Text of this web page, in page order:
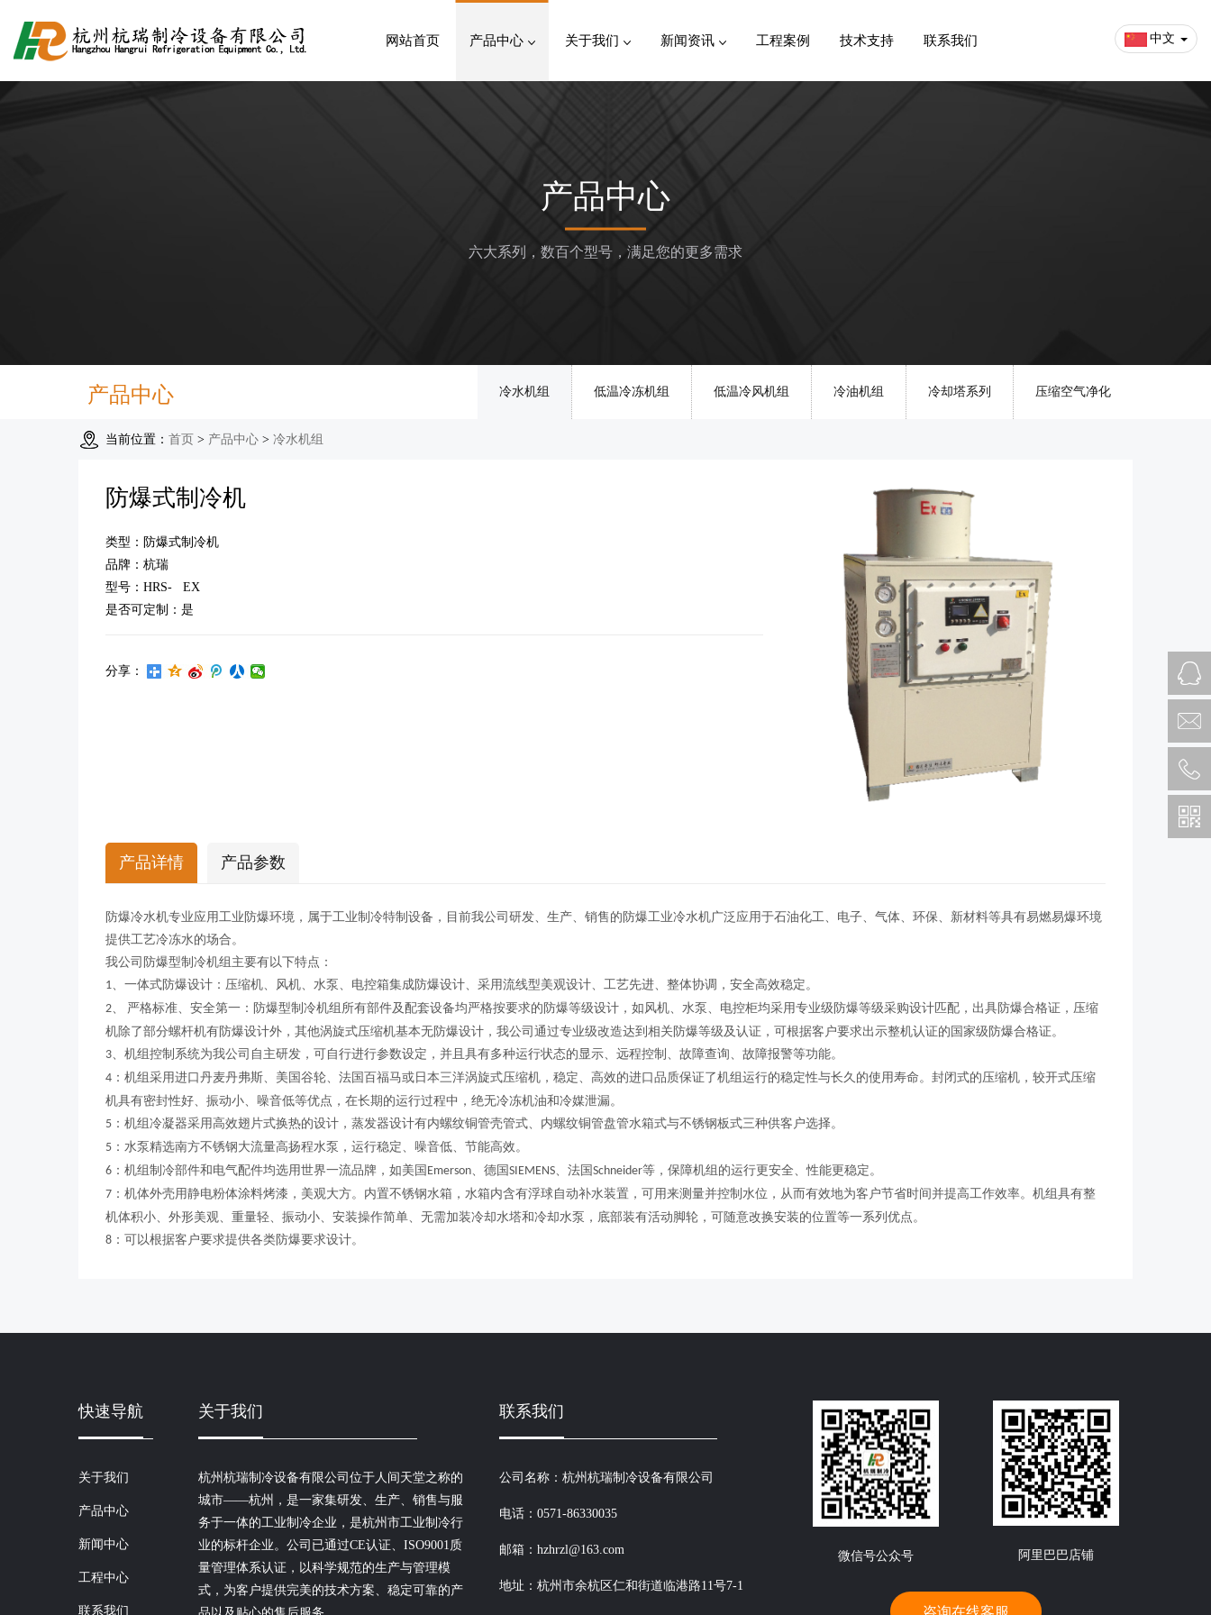
网站首页 产品中心 关于我们 新闻资讯 工程案例 技术支持 联系我们 中文
产品中心
六大系列，数百个型号，满足您的更多需求
冷水机组 低温冷冻机组 低温冷风机组 冷油机组 冷却塔系列 压缩空气净化
产品中心
当前位置： 首页 > 产品中心 > 冷水机组
防爆式制冷机
类型：防爆式制冷机
品牌：杭瑞
型号：HRS- EX
是否可定制：是
分享：
产品详情 产品参数
防爆冷水机专业应用工业防爆环境，属于工业制冷特制设备，目前我公司研发、生产、销售的防爆工业冷水机广泛应用于石油化工、电子、气体、环保、新材料等具有易燃易爆环境
提供工艺冷冻水的场合。
我公司防爆型制冷机组主要有以下特点：
1、一体式防爆设计：压缩机、风机、水泵、电控箱集成防爆设计、采用流线型美观设计、工艺先进、整体协调，安全高效稳定。
2、 严格标准、安全第一：防爆型制冷机组 所有部件及配套设备均严格按要求的防爆等级设计，如风机、水泵、电控柜均采用专业级防爆等级采购设计匹配，出具防爆合格证，压缩
机除了部分螺杆机有防爆设计外，其他涡旋式压缩机基本无防爆设计，我公司通过专业级改造达到相关防爆等级及认证，可根据客户要求出示整机认证的国家级防爆合格证。
3、机组控制系统为我公司自主研发，可自行进行参数设定，并且具有多种运行状态的显示、远程控制、故障查询、故障报警等功能。
4 ：机组采用进口丹麦丹弗斯、美国谷轮、法国百福马或日本三洋涡旋式压缩机，稳定、高效的进口品质保证了机组运行的稳定性与长久的使用寿命。封闭式的压缩机，较开式压缩
机具有密封性好、振动小、噪音低等优点，在长期的运行过程中，绝无冷冻机油和冷媒泄漏。
5 ：机组冷凝器采用高效翅片式换热的设计，蒸发器设计有内螺纹铜管壳管式、内螺纹铜管盘管水箱式与不锈钢板式三种供客户选择。
5 ：水泵精选南方不锈钢大流量高扬程水泵，运行稳定、噪音低、节能高效。
6 ：机组制冷部件和电气配件均选用世界一流品牌，如美国 Emerson、德国 SIEMENS、法国 Schneider等，保障机组的运行更安全、性能更稳定。
7 ：机体外壳用静电粉体涂料烤漆，美观大方。内置不锈钢水箱，水箱内含有浮球自动补水装置，可用来测量并控制水位，从而有效地为客户节省时间并提高工作效率。机组具有整
机体积小、外形美观、重量轻、振动小、安装操作简单、无需加装冷却水塔和冷却水泵，底部装有活动脚轮，可随意改换安装的位置等一系列优点。
8 ：可以根据客户要求提供各类防爆要求设计。
快速导航
关于我们
产品中心
新闻中心
工程中心
联系我们
关于我们
杭州杭瑞制冷设备有限公司位于人间天堂之称的
城市——杭州，是一家集研发、生产、销售与服
务于一体的工业制冷企业，是杭州市工业制冷行
业的标杆企业。公司已通过CE认证、ISO9001质
量管理体系认证，以科学规范的生产与管理模
式，为客户提供完美的技术方案、稳定可靠的产
联系我们
公司名称：杭州杭瑞制冷设备有限公司
电话：0571-86330035
邮箱：hzhrzl@163.com
地址：杭州市余杭区仁和街道临港路11号7-1
微信号公众号 阿里巴巴店铺
咨询在线客服